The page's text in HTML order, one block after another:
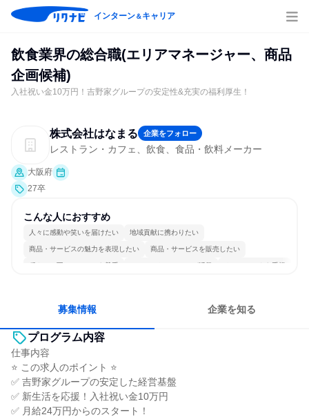
インターン＆キャリア
飲食業界の総合職(エリアマネージャー、商品
企画候補)
入社祝い金10万円！吉野家グループの安定性&充実の福利厚生！
株式会社はなまる 企業をフォロー
レストラン・カフェ、飲食、食品・飲料メーカー
大阪府
27卒
こんな人におすすめ
人々に感動や笑いを届けたい 地域貢献に携わりたい
商品・サービスの魅力を表現したい 商品・サービスを販売したい
穏やかで互いのペースを尊重 コミュニケーションが活発 チームワークを重視
募集情報 企業を知る
プログラム内容
仕事内容
⭐ この求人のポイント ⭐
✅ 吉野家グループの安定した経営基盤
✅ 新生活を応援！入社祝い金10万円
✅ 月給24万円からのスタート！